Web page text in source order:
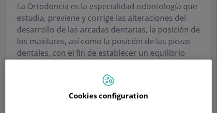
La Ortodoncia es la especialidad odontología que
estudia, previene y corrige las alteraciones del
desarrollo de las arcadas dentarias, la posición de
los maxilares, así como la posición de las piezas
dentales, con el fin de establecer un equilibrio
obviamente mejorando también la estética facial.
El sello distintivo de Stomatek es la importancia
Cookies configuration